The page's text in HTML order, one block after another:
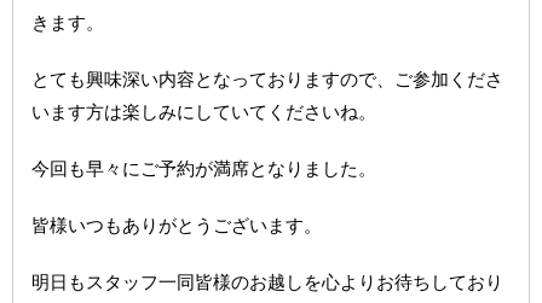
きます。
とても興味深い内容となっておりますので、ご参加くださ
います方は楽しみにしていてくださいね。
今回も早々にご予約が満席となりました。
皆様いつもありがとうございます。
明日もスタッフ一同皆様のお越しを心よりお待ちしており